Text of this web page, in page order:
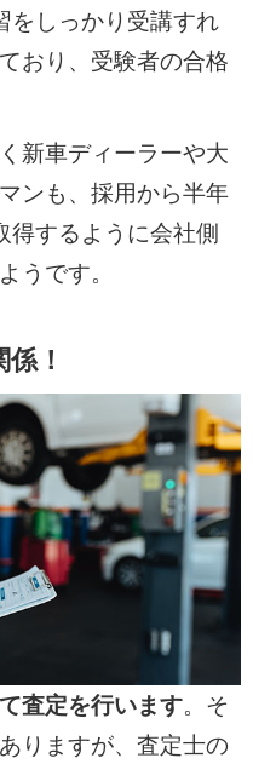
をしっかり受講すれ
おり、受験者の合格
新車ディーラーや大
ンも、採用から半年
得するように会社側
うです。
！
査定を行います。そ
りますが、査定士の